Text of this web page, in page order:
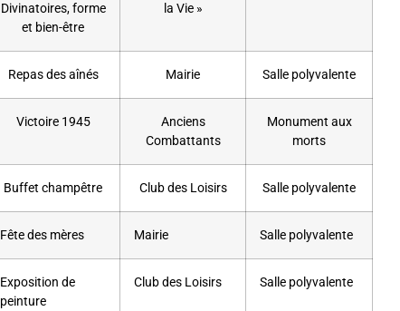
Divinatoires, forme
et bien-être
la Vie »
Repas des aînés Mairie Salle polyvalente
Victoire 1945
Anciens
Combattants
Monument aux
morts
Buffet champêtre Club des Loisirs Salle polyvalente
Fête des mères Mairie Salle polyvalente
Exposition de
peinture
Club des Loisirs Salle polyvalente